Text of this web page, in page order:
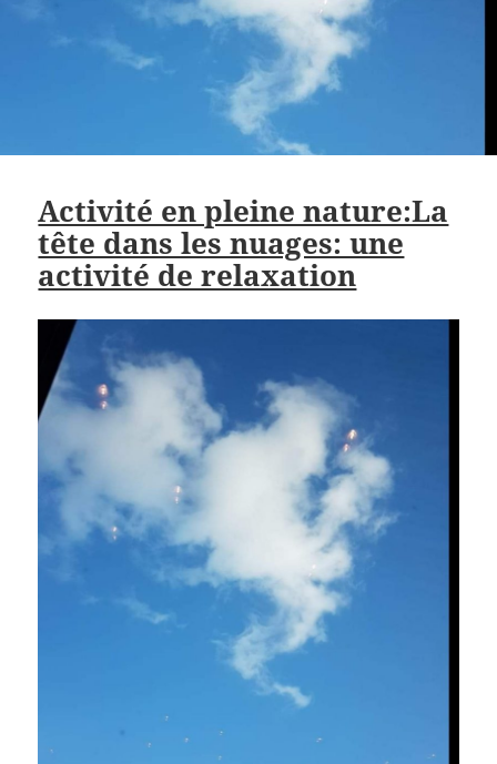
Activité en pleine nature:La
tête dans les nuages: une
activité de relaxation